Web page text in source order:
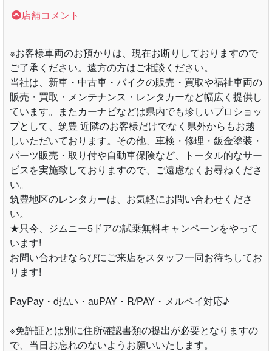
店舗コメント
※お客様車両のお預かりは、現在お断りしておりますので
ご了承ください。遠方の方はご相談ください。
当社は、新車・中古車・バイクの販売・買取や福祉車両の
販売・買取・メンテナンス・レンタカーなど幅広く提供し
ています。またカーナビなどは県内でも珍しいプロショッ
プとして、筑豊 近隣のお客様だけでなく県外からもお越
しいただいております。その他、車検・修理・鈑金塗装・
パーツ販売・取り付や自動車保険など、トータル的なサー
ビスを実施致しておりますので、ご遠慮なくお尋ねくださ
い。
筑豊地区のレンタカーは、お気軽にお問い合わせくださ
い。
★只今、ジムニー5ドアの試乗無料キャンペーンをやって
います!
お問い合わせならびにご来店をスタッフ一同お待ちしてお
ります!
PayPay・d払い・auPAY・R/PAY・メルペイ対応♪
※免許証とは別に住所確認書類の提出が必要となりますの
で、当日お忘れのないようお願いいたします。